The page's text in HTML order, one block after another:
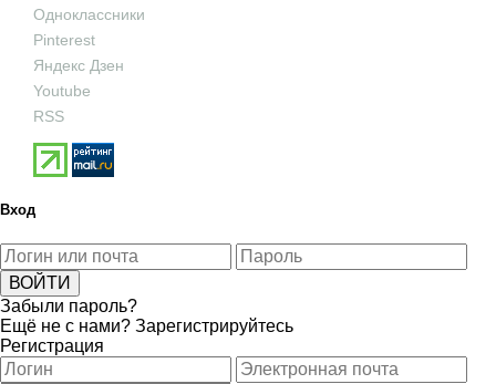
Одноклассники
Pinterest
Яндекс Дзен
Youtube
RSS
Вход
Забыли пароль?
Ещё не с нами? Зарегистрируйтесь
Регистрация